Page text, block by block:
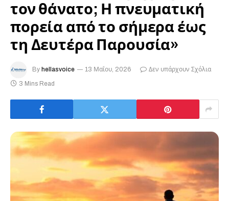
τον θάνατο; Η πνευματική
πορεία από το σήμερα έως
τη Δευτέρα Παρουσία»
By hellasvoice 13 Μαΐου, 2026
Δεν υπάρχουν Σχόλια
3 Mins Read